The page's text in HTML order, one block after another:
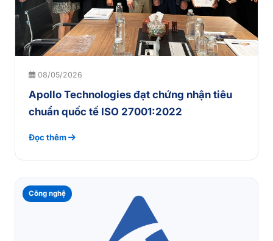
08/05/2026
Apollo Technologies đạt chứng nhận tiêu
chuẩn quốc tế ISO 27001:2022
Đọc thêm
Công nghệ